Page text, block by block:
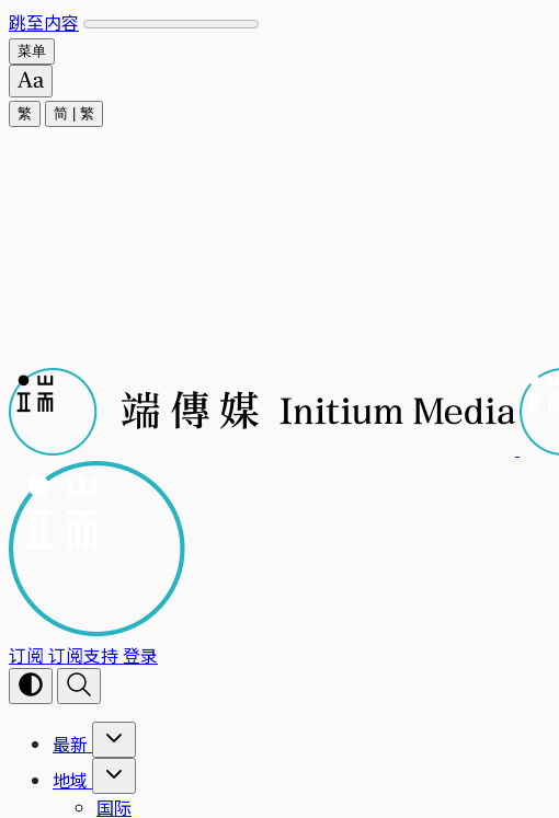
跳至内容
菜单
繁 简 繁
订阅 订阅支持登录
最新
地域
国际